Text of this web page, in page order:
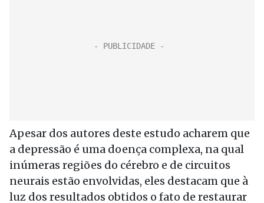
Apesar dos autores deste estudo acharem que
a depressão é uma doença complexa, na qual
inúmeras regiões do cérebro e de circuitos
neurais estão envolvidas, eles destacam que à
luz dos resultados obtidos o fato de restaurar